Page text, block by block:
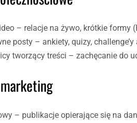
– relacje na żywo, krótkie formy
posty – ankiety, quizy,
tworzący treści – zachęcanie do
– publikacje opierające się na